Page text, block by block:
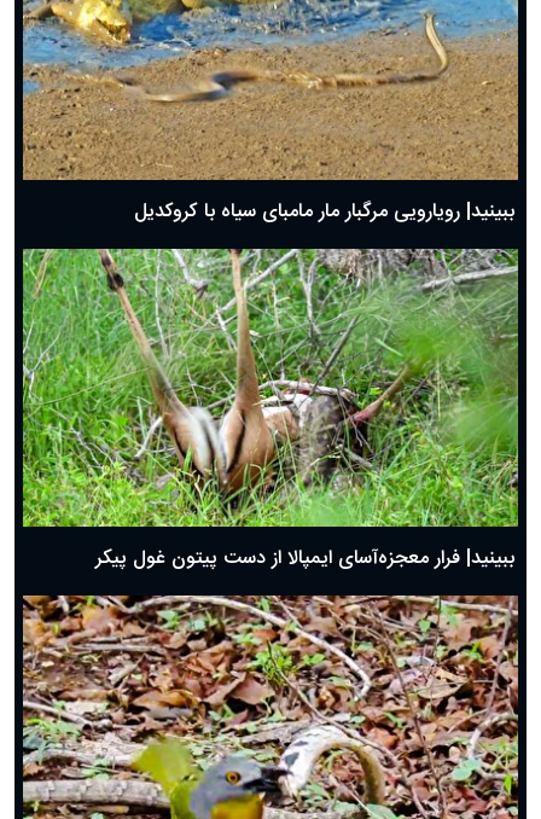
ببینید| رویارویی مرگبار مار مامبای سیاه با کروکدیل
ببینید| فرار معجزه‌آسای ایمپالا از دست پیتون غول پیکر